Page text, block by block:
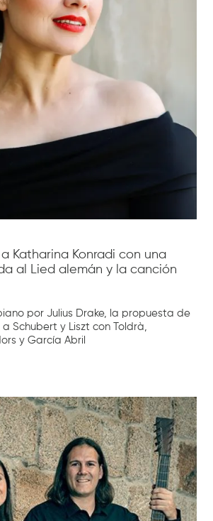
Katharina Konradi con una
al Lied alemán y la canción
por Julius Drake, la propuesta de
Schubert y Liszt con Toldrà,
y García Abril